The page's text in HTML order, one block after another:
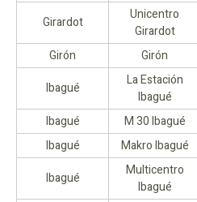
Girardot
Unicentro
Girardot
Girón
Girón
Ibagué
La Estación
Ibagué
Ibagué
M 30 Ibagué
Ibagué
Makro Ibagué
Ibagué
Multicentro
Ibagué